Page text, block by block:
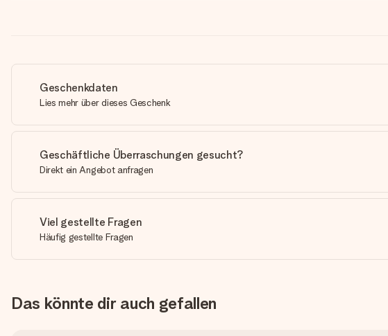
Geschenkdaten
Lies mehr über dieses Geschenk
Geschäftliche Überraschungen gesucht?
Direkt ein Angebot anfragen
Viel gestellte Fragen
Häufig gestellte Fragen
Das könnte dir auch gefallen